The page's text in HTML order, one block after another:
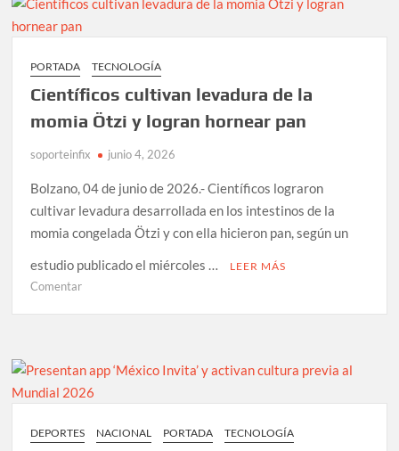
primer
semiurbano
eléctrico
desarrollado
México
PORTADA TECNOLOGÍA
Científicos cultivan levadura de la
momia Ötzi y logran hornear pan
soporteinfix junio 4, 2026
Bolzano, 04 de junio de 2026.- Científicos lograron
cultivar levadura desarrollada en los intestinos de la
momia congelada Ötzi y con ella hicieron pan, según un
estudio publicado el miércoles …
LEER MÁS
Comentaren
momia
y
DEPORTES NACIONAL PORTADA TECNOLOGÍA